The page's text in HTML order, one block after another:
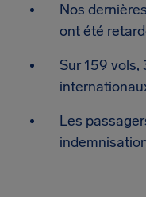
Nos
ont été
Sur 159 vols,
Les